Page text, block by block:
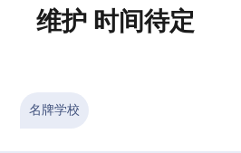
维护 时间待定
名牌学校